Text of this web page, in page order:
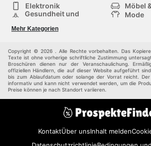
Elektronik
Möbel
Gesundheit und
Mode
Sportartikel und
Sportbekleidung
Einkaufzentren
Andere
Mehr Kategorien
Copyright © 2026 . Alle Rechte vorbehalten. Das
Texte ist ohne vorherige schriftliche Zustimmung
Broschüren dienen nur der Veranschaulichung.
offiziellen Händlern, die auf dieser Website aufgeführt
bis zum Ablaufdatum oder solange der Vorrat reicht.
informativ und kann nicht verwendet werden, um die
Preise können je nach Standort variieren.
KontaktÜber unsInhalt melden